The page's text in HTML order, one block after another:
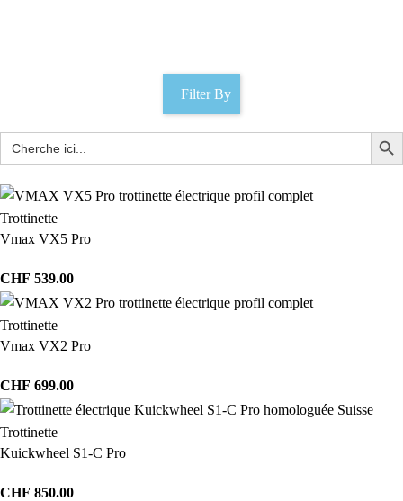
Filter By
Trottinette
Vmax VX5 Pro
CHF 539.00
Trottinette
Vmax VX2 Pro
CHF 699.00
Trottinette
Kuickwheel S1-C Pro
CHF 850.00